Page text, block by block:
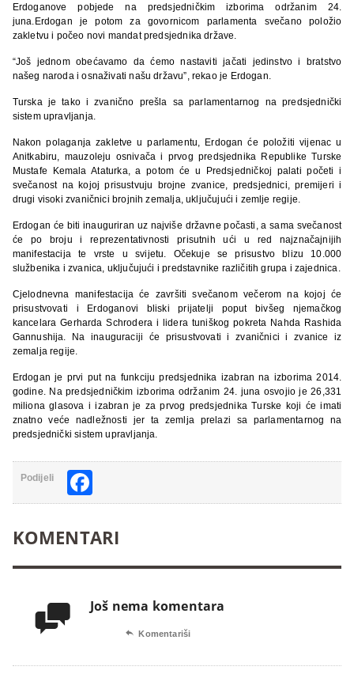
Erdoganove pobjede na predsjedničkim izborima održanim 24.
juna.Erdogan je potom za govornicom parlamenta svečano položio
zakletvu i počeo novi mandat predsjednika države.
“Još jednom obećavamo da ćemo nastaviti jačati jedinstvo i bratstvo
našeg naroda i osnaživati našu državu”, rekao je Erdogan.
Turska je tako i zvanično prešla sa parlamentarnog na predsjednički
sistem upravljanja.
Nakon polaganja zakletve u parlamentu, Erdogan će položiti vijenac u
Anitkabiru, mauzoleju osnivača i prvog predsjednika Republike Turske
Mustafe Kemala Ataturka, a potom će u Predsjedničkoj palati početi i
svečanost na kojoj prisustvuju brojne zvanice, predsjednici, premijeri i
drugi visoki zvaničnici brojnih zemalja, uključujući i zemlje regije.
Erdogan će biti inauguriran uz najviše državne počasti, a sama svečanost
će po broju i reprezentativnosti prisutnih ući u red najznačajnijih
manifestacija te vrste u svijetu. Očekuje se prisustvo blizu 10.000
službenika i zvanica, uključujući i predstavnike različitih grupa i zajednica.
Cjelodnevna manifestacija će završiti svečanom večerom na kojoj će
prisustvovati i Erdoganovi bliski prijatelji poput bivšeg njemačkog
kancelara Gerharda Schrodera i lidera tuniškog pokreta Nahda Rashida
Gannushija. Na inauguraciji će prisustvovati i zvaničnici i zvanice iz
zemalja regije.
Erdogan je prvi put na funkciju predsjednika izabran na izborima 2014.
godine. Na predsjedničkim izborima održanim 24. juna osvojio je 26,331
miliona glasova i izabran je za prvog predsjednika Turske koji će imati
znatno veće nadležnosti jer ta zemlja prelazi sa parlamentarnog na
predsjednički sistem upravljanja.
Podijeli
KOMENTARI
 Još nema komentara
 Komentariši